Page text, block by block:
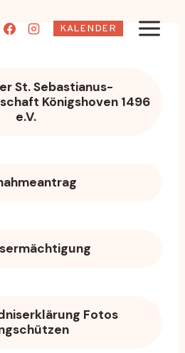
KALENDER
St. Sebastianus-
Königshoven 1496
e.V.
Fotos